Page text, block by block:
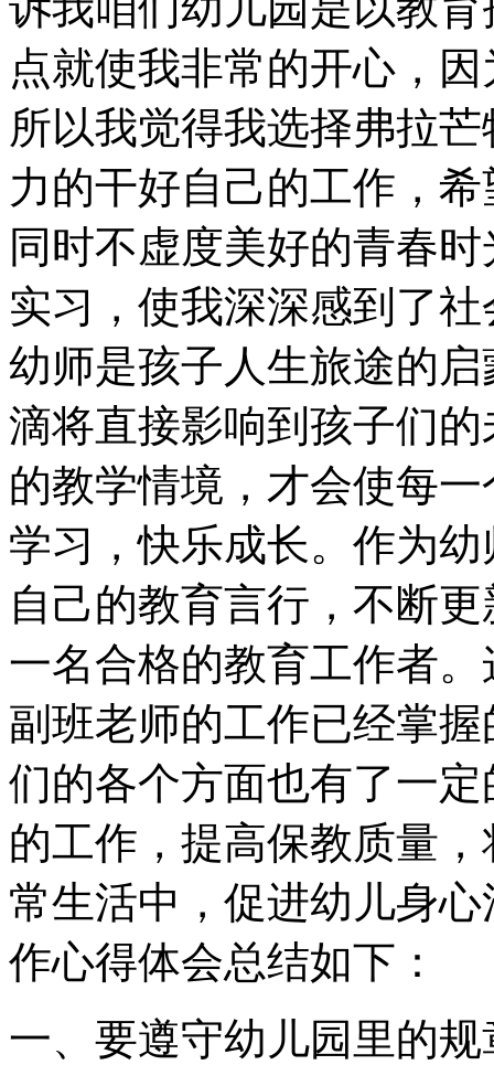
点就使我非常的开心，
所以我觉得我选择弗拉
力的干好自己的工作，
同时不虚度美好的青春
实习，使我深深感到了
幼师是孩子人生旅途的
滴将直接影响到孩子们
的教学情境，才会使每
学习，快乐成长。作为
自己的教育言行，不断
一名合格的教育工作者
副班老师的工作已经掌
们的各个方面也有了一
的工作，提高保教质量
常生活中，促进幼儿身
作心得体会总结如下：
一、要遵守幼儿园里的